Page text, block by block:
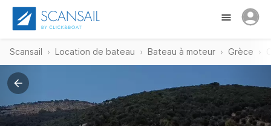
Scansail Location de bateau Bateau à moteur Grèce